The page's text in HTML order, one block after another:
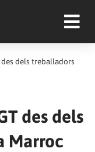
dels treballadors
des dels
Marroc